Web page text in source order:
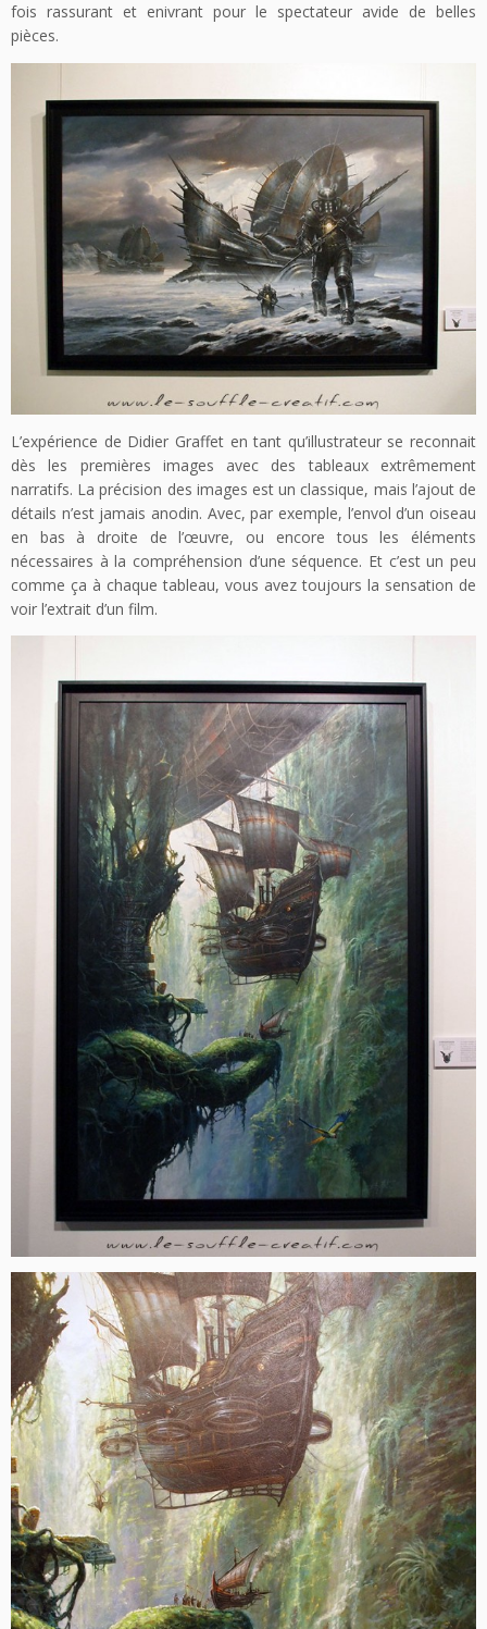
fois rassurant et enivrant pour le spectateur avide de belles
pièces.
L’expérience de Didier Graffet en tant qu’illustrateur se reconnait
dès les premières images avec des tableaux extrêmement
narratifs. La précision des images est un classique, mais l’ajout de
détails n’est jamais anodin. Avec, par exemple, l’envol d’un oiseau
en bas à droite de l’œuvre, ou encore tous les éléments
nécessaires à la compréhension d’une séquence. Et c’est un peu
comme ça à chaque tableau, vous avez toujours la sensation de
voir l’extrait d’un film.